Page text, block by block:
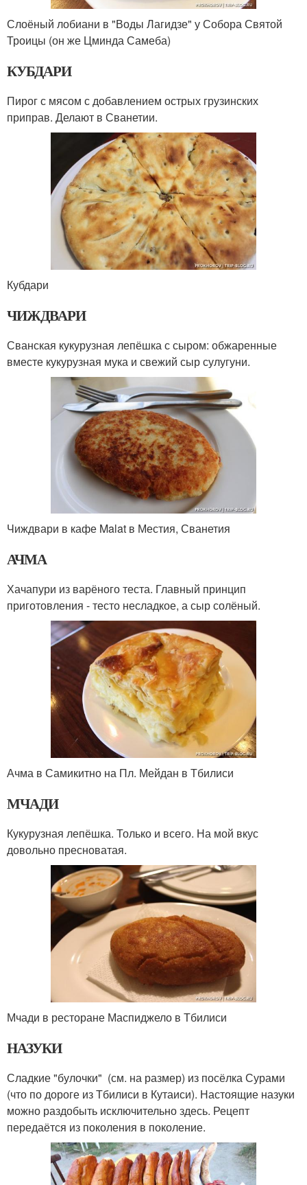
Слоёный лобиани в "Воды Лагидзе" у Собора Святой
Троицы (он же Цминда Самеба)
КУБДАРИ
Пирог с мясом с добавлением острых грузинских
приправ. Делают в Сванетии.
Кубдари
ЧИЖДВАРИ
Сванская кукурузная лепёшка с сыром: обжаренные
вместе кукурузная мука и свежий сыр сулугуни.
Чиждвари в кафе Malat в Местия, Сванетия
АЧМА
Хачапури из варёного теста. Главный принцип
приготовления - тесто несладкое, а сыр солёный.
Ачма в Самикитно на Пл. Мейдан в Тбилиси
МЧАДИ
Кукурузная лепёшка. Только и всего. На мой вкус
довольно пресноватая.
Мчади в ресторане Маспиджело в Тбилиси
НАЗУКИ
Сладкие "булочки" (см. на размер) из посёлка Сурами
(что по дороге из Тбилиси в Кутаиси). Настоящие назуки
можно раздобыть исключительно здесь. Рецепт
передаётся из поколения в поколение.